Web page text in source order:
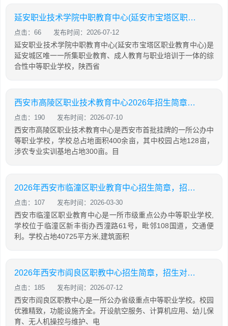
延安职业技术学院中职教育中心(延安市宝塔区职业教育中心)2026年招生简章
点击：66 发布时间：2026-07-12
延安职业技术学院中职教育中心(延安市宝塔区职业教育中心)是
延安城区唯一一所集职业教育、成人教育与职业培训于一体的综
合性中等职业学校，陕西省
西安市高陵区职业技术教育中心2026年招生简章，专业设置及政策
点击：190 发布时间：2026-07-10
西安市高陵区职业技术教育中心是西安市首批挂牌的一所公办中
等职业学校，学校总占地面积400余亩，其中校园占地128亩，
涉农专业实训基地占地300亩。目
2026年西安市临潼区职业教育中心招生简章，招生专业设置
点击：107 发布时间：2026-03-30
西安市临潼区职业教育中心是一所市级重点公办中等职业学校,
学校位于临潼区新丰街办西潼路61号，毗邻108国道，交通便
利。学校占地40725平方米,建筑面积
2026年西安市阎良区职教中心招生简章，招生对象及报名条件
点击：185 发布时间：2026-07-12
西安市阎良区职教中心是一所公办省级重点中等职业学校。校园
优雅精致，功能设施齐全。开设航空服务、计算机应用、幼儿保
育、无人机操控与维护、电